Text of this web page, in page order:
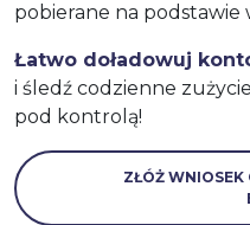
pobierane na podstawie
Łatwo doładowuj
i śledź codzienne
pod kontrolą!
ZŁÓŻ WNIOSEK